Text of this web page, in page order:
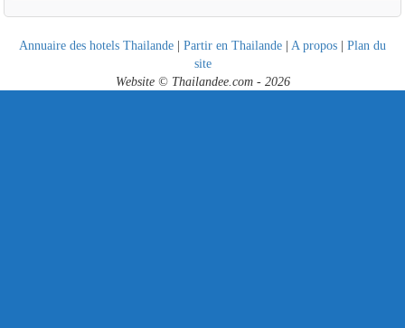
Annuaire des hotels Thailande | Partir en Thailande | A propos | Plan du
site
Website © Thailandee.com - 2026